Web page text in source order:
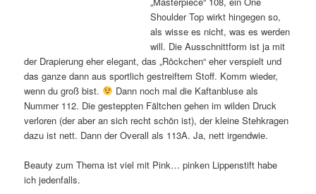
Shoulder Top wirkt hingegen so,
als wisse es nicht, was es werden
will. Die Ausschnittform ist ja mit
der Drapierung eher elegant, das „Röckchen“ eher verspielt und
das ganze dann aus sportlich gestreiftem Stoff. Komm wieder,
wenn du groß bist.
Dann noch mal die Kaftanbluse als
Nummer 112. Die gesteppten Fältchen gehen im wilden Druck
verloren (der aber an sich recht schön ist), der kleine Stehkragen
dazu ist nett. Dann der Overall als 113A. Ja, nett irgendwie.
Beauty zum Thema ist viel mit Pink… pinken Lippenstift habe
ich jedenfalls.